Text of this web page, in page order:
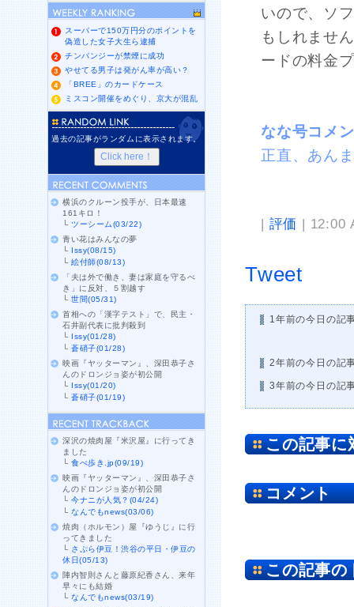
いので、ソ
もしれませ
ードの料金
なな号コ
正直、あん
| 評価 | 12:00
Tweet
1年前の今日の記
2年前の今日の記
3年前の今日の記
この記事に
コメント
この記事の
スーパーで150万円分のポイントを
偽造した女子大生ら逮捕
チンパンジーが禁煙に成功
やせてる男子は発がん率が高い？
「BREE」のカードケース
ミスコン開催をめぐり、京大が混乱
過去の記事がランダムに表示されます。
横浜のクルーン投手が、日本最速
161キロ！
└ツーシーム(03/22)
青い花はみんなの夢
└ Issy(08/15)
└絵付師(08/13)
「夫は外で働き、妻は家庭を守るべ
き」に反対、５割越す
└世間(05/31)
首相への「漢字テスト」で、民主・
石井副代表に批判殺到
└ Issy(01/28)
└蒼硝子(01/28)
映画『ヤッターマン』、深田恭子さ
んのドロンジョ姿が初公開
└ Issy(01/20)
└蒼硝子(01/19)
深沢の焼肉屋『米沢屋』に行ってき
ました
└食べ歩き.jp(09/19)
映画『ヤッターマン』、深田恭子さ
んのドロンジョ姿が初公開
└今ナニが人気？(04/24)
└なんでもnews(03/06)
焼肉（ホルモン）屋『ゆうじ』に行
ってきました
└ さぷら伊豆！渋谷の平日・伊豆の
休日(05/13)
陣内智則さんと藤原紀香さん、来年
早々にも結婚
└なんでもnews(03/19)